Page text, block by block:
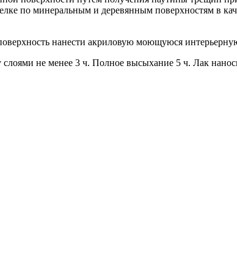
по минеральным и деревянным поверхностям в
нанести акриловую моющуюся
не менее 3 ч. Полное высыхание 5 ч. Лак